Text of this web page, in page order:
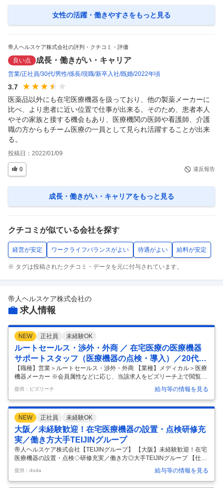
女性の活躍・働きやすさをもっと見る
帝人ヘルスケア株式会社の評判・クチコミ・評価
良い点 成長・働きがい・キャリア
営業 正社員 30代 男性 係長 現職 新卒入社 既婚 2022年頃
3.7
医薬品以外にも在宅医療機器を扱っており、他の製薬メーカーに
比べ、より患者に近い位置で仕事が出来る。そのため、患者本人
やその家族と接する機会もあり、医療機関の医師や看護師、介護
職の方からもチーム医療の一員として見られ活躍することが出来
る。
投稿日： 2022/01/09
0 違反報告
成長・働きがい・キャリアをもっと見る
クチコミが似ている会社を探す
経営が安定 ワークライフバランスがよい 待遇がよい 給料が安定
※ タグは投稿されたクチコミ・データを元に付与されています。
帝人ヘルスケア株式会社の
求人情報
NEW 正社員 未経験OK
ルートセールス・渉外・外商 ／ 在宅医療の医療機器
サポートスタッフ（医療機器の点検・導入）／20代活
躍中／賞与6ヶ⽉分／残業ほぼなし
【職種】営業＞ルートセールス・渉外・外商 【業種】メディカル＞医療
機器メーカー ※会員属性などに応じ、当該求人をビズリーチ上で閲覧さ
れた際に内容が異なる場合があります ️会社・事業概要 当社は、帝人グル
ープのヘルスケア事業の中核を担い、「在宅医療事業」と「医薬品事
業」の二つの柱を通じて、人々のQOL（Quality of Life：生活の質）向上
と地域医療の推進に貢献しています。 特に「呼吸器」「代謝・循環器」
「骨・関節」を重点領域とし、医薬品情報提供活動と、在宅酸素療法
（HOT）機器をはじめとする在宅医療機器の販売・レンタル・サービス
提供を、全国のネットワークを通じて展開。医療現場のニーズに
提供：ビズリーチ 給与等の情報を見る
NEW 正社員 未経験OK
大阪／未経験歓迎！在宅医療機器の設置・点検研修充
実／働き方大手TEIJINグループ
帝人ヘルスケア株式会社【TEIJINグループ】 【大阪】未経験歓迎！在宅
医療機器の設置・点検◇研修充実／働き方◎大手TEIJINグループ 【仕事
内容】 【大阪】未経験歓迎！在宅医療機器の設置・点検◇研修充実／働
き方◎大手TEIJINグループ 【具体的な仕事内容】 ★患者様の暮らしを支
える！在宅医療機器サポートメンバーを募集します ★連結社員数２万人
提供：doda 給与等の情報を見る